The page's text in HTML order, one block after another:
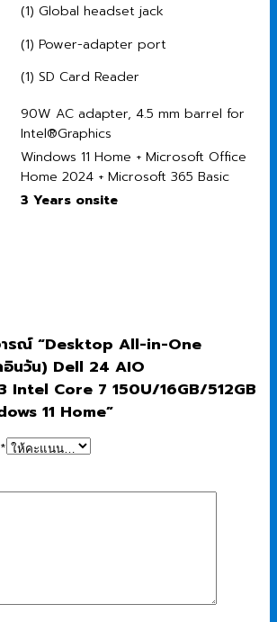
(1) Global headset jack
(1) Power-adapter port
(1) SD Card Reader
90W AC adapter, 4.5 mm barrel for
Intel®Graphics
Windows 11 Home + Microsoft Office
Home 2024 + Microsoft 365 Basic
3 Years onsite
ารณ์ “Desktop All-in-One
นวัน) Dell 24 AIO
Intel Core 7 150U/16GB/512GB
11 Home”
*